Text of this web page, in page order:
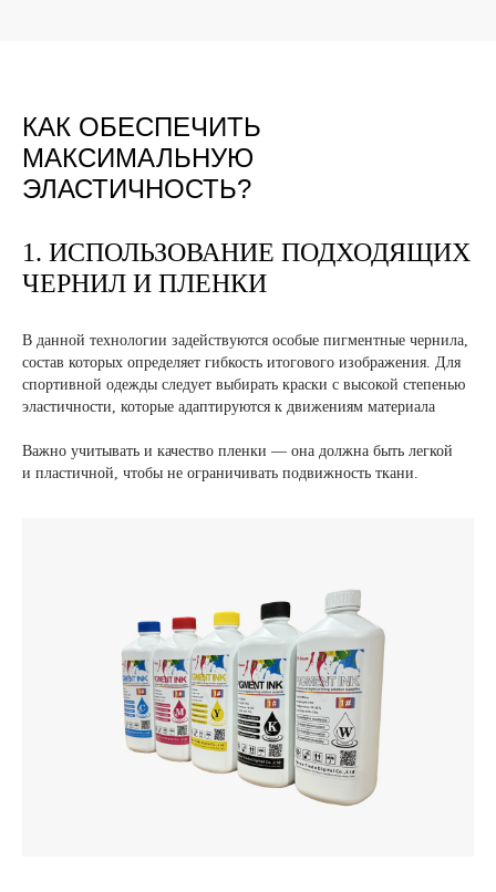
КАК ОБЕСПЕЧИТЬ
МАКСИМАЛЬНУЮ
ЭЛАСТИЧНОСТЬ?
1. ИСПОЛЬЗОВАНИЕ ПОДХОДЯЩИХ
ЧЕРНИЛ И ПЛЕНКИ
В данной технологии задействуются особые пигментные чернила,
состав которых определяет гибкость итогового изображения. Для
спортивной одежды следует выбирать краски с высокой степенью
эластичности, которые адаптируются к движениям материала
Важно учитывать и качество пленки — она должна быть легкой
и пластичной, чтобы не ограничивать подвижность ткани.
ТЕРМОПРЕССЫ
DTF ПРИНТЕРЫ